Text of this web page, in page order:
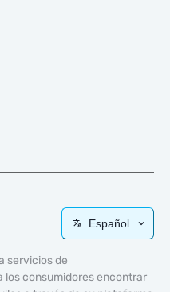
Español
servicios de
los consumidores encontrar